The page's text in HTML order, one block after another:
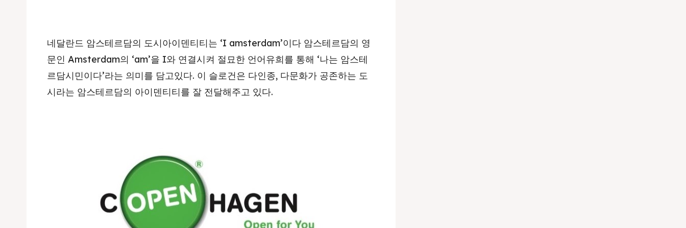
네달란드 암스테르담의 도시아이덴티티는 ‘I amsterdam’이다 암스테르담의 영
문인 Amsterdam의 ‘am’을 I와 연결시켜 절묘한 언어유희를 통해 ‘나는 암스테
르담시민이다’라는 의미를 담고있다. 이 슬로건은 다인종, 다문화가 공존하는 도
시라는 암스테르담의 아이덴티티를 잘 전달해주고 있다.